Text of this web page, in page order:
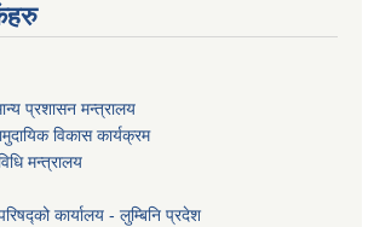
प्रशासन मन्त्रालय
विकास कार्यक्रम
मन्त्रालय
कार्यालय - लुम्बिनि प्रदेश